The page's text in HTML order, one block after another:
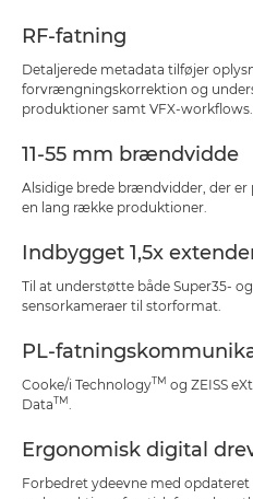
RF-fatning
Detaljerede metadata tilføjer
forvrængningskorrektion og
produktioner samt VFX-workflows.
11-55 mm brændvidde
Alsidige brede brændvidder, der er
en lang række produktioner.
Indbygget 1,5x
Til at understøtte både Super35-
sensorkameraer til storformat.
PL-
Cooke/i TechnologyTM og ZEISS
DataTM
Ergonomisk digital
Forbedret ydeevne med